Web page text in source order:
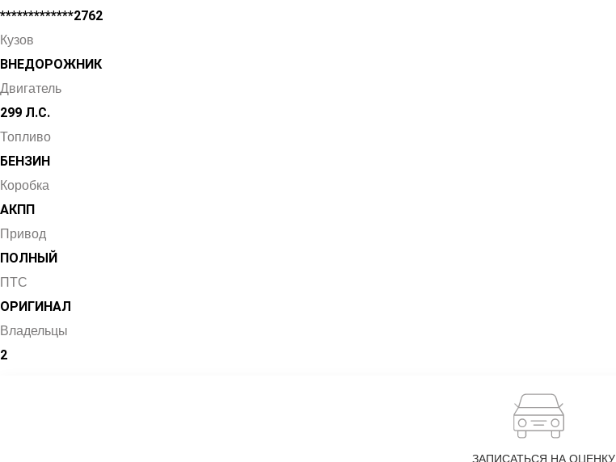
*************2762
Кузов
ВНЕДОРОЖНИК
Двигатель
299 Л.С.
Топливо
БЕНЗИН
Коробка
АКПП
Привод
ПОЛНЫЙ
ПТС
ОРИГИНАЛ
Владельцы
2
ЗАПИСАТЬСЯ НА ОЦЕНКУ